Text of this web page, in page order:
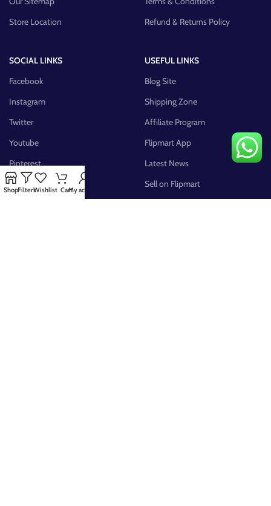
Store Location
Refund & Returns Policy
SOCIAL LINKS
Facebook
Instagram
Twitter
Youtube
Pinterest
FB Group
USEFUL LINKS
Blog Site
Shipping Zone
Affiliate Program
Flipmart App
Latest News
Sell on Flipmart
ShopFiltersWishlist CartMy account